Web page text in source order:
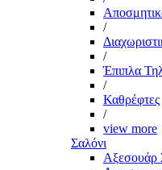
/
/
Έπιπλα
/
Καθρέφτες
/
view more
Σαλόνι
Αξεσουάρ